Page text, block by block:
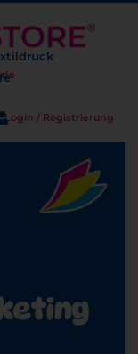
Login / Registrierung